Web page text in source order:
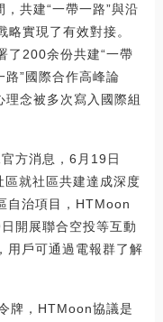
共建“一帶一路”與沿
實現了有效對接。
了200余份共建“一帶
路”國際合作高峰論
理念被多次寫入國際組
方消息，6月19日
就社區共建達成深度
自治項目，HTMoon
開展聯合空投等互動
用戶可通過電報群了解
牌，HTMoon協議是